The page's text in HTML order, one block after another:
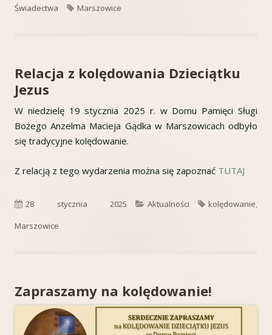
Świadectwa Tagi
Marszowice
Relacja z kolędowania Dzieciątku
Jezus
W niedzielę 19 stycznia 2025 r. w Domu Pamięci Sługi
Bożego Anzelma Macieja Gądka w Marszowicach odbyło
się tradycyjne kolędowanie.
Z relacją z tego wydarzenia można się zapoznać TUTAJ
Opublikowano
28 stycznia 2025 Kategorie
Aktualności Tagi
kolędowanie,
Marszowice
Zapraszamy na kolędowanie!